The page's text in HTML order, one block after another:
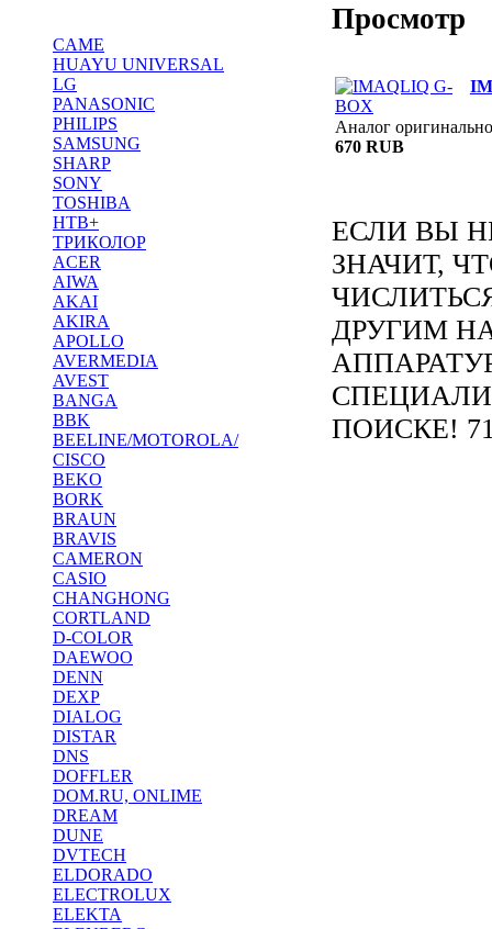
CAME
HUAYU UNIVERSAL
LG
PANASONIC
PHILIPS
SAMSUNG
SHARP
SONY
TOSHIBA
НТВ+
ТРИКОЛОР
ACER
AIWA
AKAI
AKIRA
APOLLO
AVERMEDIA
AVEST
BANGA
BBK
BEELINE/MOTOROLA/
CISCO
BEKO
BORK
BRAUN
BRAVIS
CAMERON
CASIO
CHANGHONG
CORTLAND
D-COLOR
DAEWOO
DENN
DEXP
DIALOG
DISTAR
DNS
DOFFLER
DOM.RU, ONLIME
DREAM
DUNE
DVTECH
ELDORADO
ELECTROLUX
ELEKTA
Просмотр
Аналог
670 RUB
ЕСЛИ ВЫ
ЗНАЧИТ,
ДРУГИМ
ПОИСКЕ!